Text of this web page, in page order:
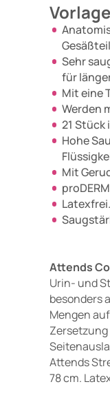
Sehr
für
Mit eine
Werden
21 Stück
Hohe
Mit
Latexfrei.
Attends
Urin- und
besonders
Mengen
Attends
78 cm.